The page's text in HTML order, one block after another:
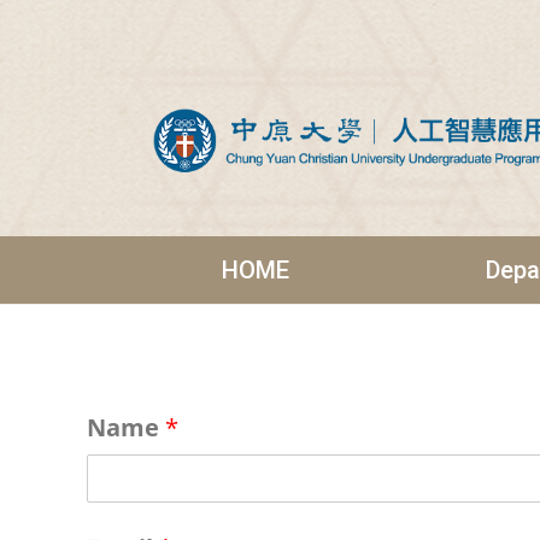
HOME
Name *